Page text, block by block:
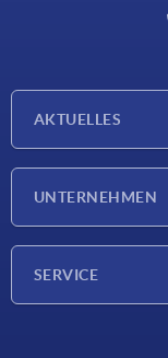
AKTUELLES
UNTERNEHMEN
SERVICE